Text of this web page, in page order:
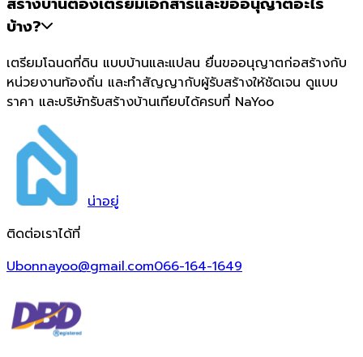
บ้าง?
เตรียมโฉนดที่ดิน แบบบ้านและแปลน ยื่นขออนุญาตก่อสร้างกับ
หน่วยงานท้องถิ่น และทำสัญญากับผู้รับสร้างให้ชัดเจน ดูแบบ
ราคา และบริษัทรับสร้างบ้านเทียบได้ครบที่ NaYoo
น่าอยู่
ติดต่อเราได้ที่
Ubonnayoo@gmail.com066-164-1649